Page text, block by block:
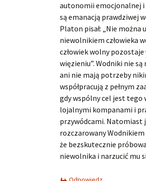
autonomii emocjonalnej i
są emanacją prawdziwej
Platon pisał: „Nie można
niewolnikiem człowieka
człowiek wolny
więzieniu”. Wodniki nie są
ani nie mają potrzeby
współpracują z pełnym
gdy wspólny cel jest tego
lojalnymi kompanami i
przywódcami. Natomiast
rozczarowany
że bezskutecznie
niewolnika i narzucić mu